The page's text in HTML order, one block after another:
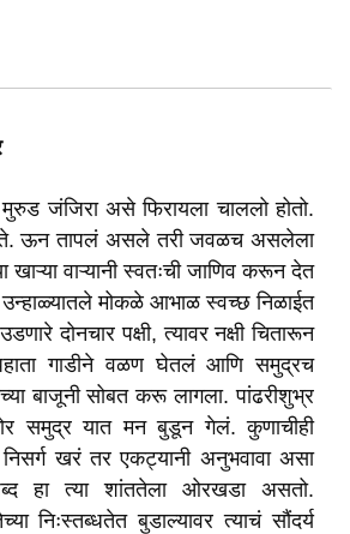
जंजिरा असे फिरायला चाललो होतो.
ऊन तापलं असले तरी जवळच असलेला
खाऱ्या वाऱ्यानी स्वतःची जाणिव करून देत
उन्हाळ्यातले मोकळे आभाळ स्वच्छ निळाईत
दोनचार पक्षी, त्यावर नक्षी चितारून
गाडीने वळण घेतलं आणि समुद्रच
बाजूनी सोबत करू लागला. पांढरीशुभ्र
समुद्र यात मन बुडून गेलं. कुणाचीही
निसर्ग खरं तर एकट्यानी अनुभवावा असा
हा त्या शांततेला ओरखडा असतो.
निःस्तब्धतेत बुडाल्यावर त्याचं सौंदर्य